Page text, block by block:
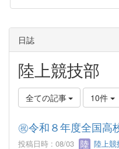
日誌
陸上競技部
全ての記事 10件
㊗️令和８年度全国高
投稿日時 : 08/03 陸上競